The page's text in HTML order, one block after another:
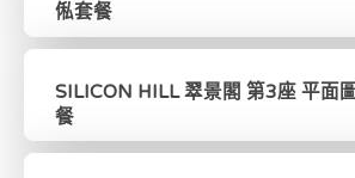
俬套餐
SILICON HILL 翠景閣 第3座 平面
餐